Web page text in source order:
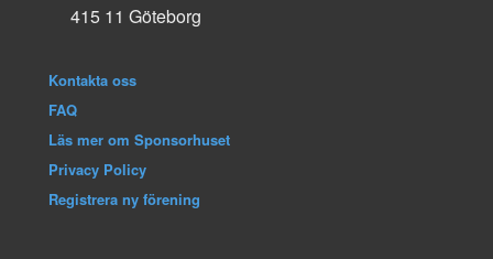
415 11 Göteborg
Kontakta oss
FAQ
Läs mer om Sponsorhuset
Privacy Policy
Registrera ny förening